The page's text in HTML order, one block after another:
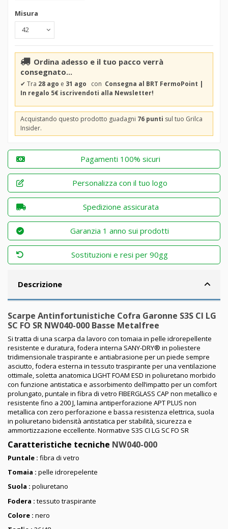
Misura
Ordina adesso e il tuo pacco verrà
consegnato...
✔ Tra 28 ago e 31 ago con Consegna al BRT FermoPoint |
In regalo 5€ iscrivendoti alla Newsletter!
Acquistando questo prodotto guadagni 76 punti sul tuo Grilca
Insider.
Pagamenti 100% sicuri
Personalizza con il tuo logo
Spedizione assicurata
Garanzia 1 anno sui prodotti
Sostituzioni e resi per 90gg
Descrizione
Scarpe Antinfortunistiche Cofra Garonne S3S CI LG
SC FO SR NW040-000 Basse Metalfree
Si tratta di una scarpa da lavoro con tomaia in pelle idrorepellente
resistente e duratura, fodera interna SANY-DRY® in poliestere
tridimensionale traspirante e antiabrasione per un piede sempre
asciutto, fodera esterna in tessuto traspirante per una ventilazione
ottimale, soletta anatomica LIGHT FOAM ESD in poliuretano morbido
con funzione antistatica e assorbimento dell’impatto per un comfort
prolungato, puntale in fibra di vetro FIBERGLASS CAP non metallico e
resistente fino a 200 J, lamina antiperforazione APT PLUS non
metallica con zero perforazione e bassa resistenza elettrica, suola
in poliuretano bidensità antistatica per stabilità, sicurezza e
ammortizzazione eccellente. Normative S3S CI LG SC FO SR
Caratteristiche tecniche NW040-000
Puntale : fibra di vetro
Tomaia : pelle idrorepelente
Suola : poliuretano
Fodera : tessuto traspirante
Colore : nero